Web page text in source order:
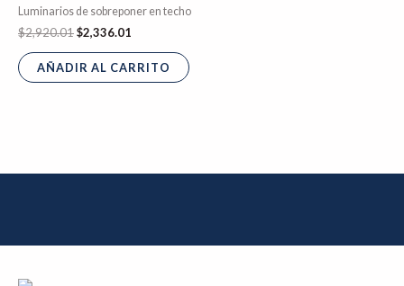
Luminarios de sobreponer en techo
$2,920.01$2,336.01
AÑADIR AL CARRITO